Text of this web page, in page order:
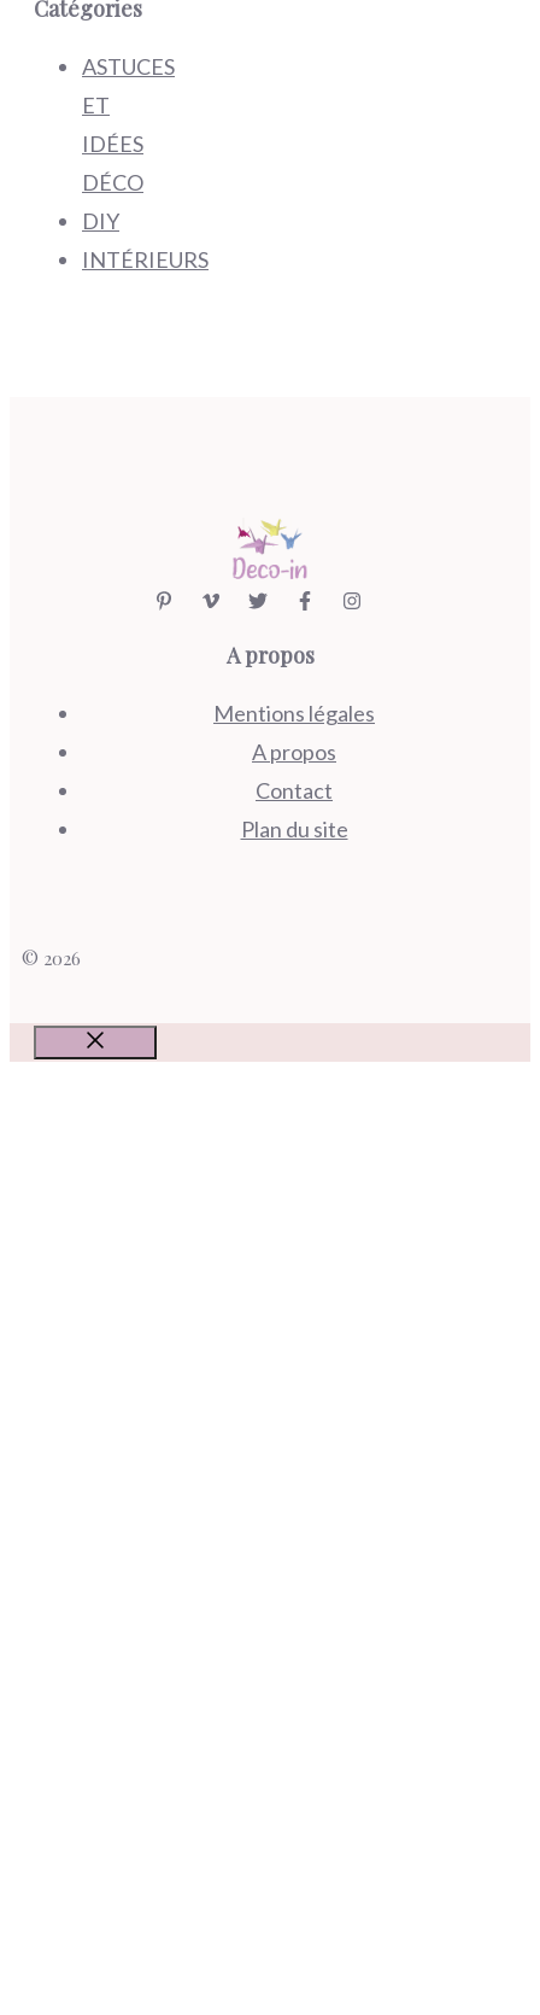
Catégories
ASTUCES
ET
IDÉES
DÉCO
DIY
INTÉRIEURS
A propos
Mentions légales
A propos
Contact
Plan du site
© 2026
Fermer